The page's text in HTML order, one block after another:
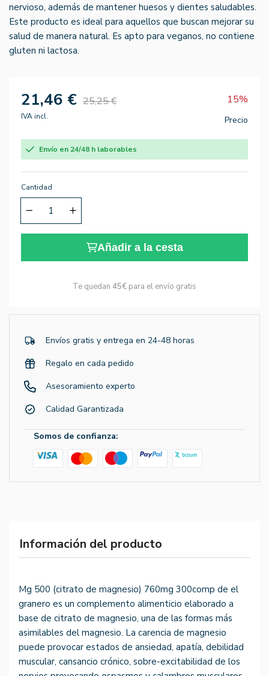
nervioso, además de mantener huesos y dientes saludables.
Este producto es ideal para aquellos que buscan mejorar su
salud de manera natural. Es apto para veganos, no contiene
gluten ni lactosa.
21,46 € 25,25 € 15%
IVA incl. Precio
Envío en 24/48 h laborables
Cantidad
Añadir a la cesta
Te quedan 45€ para el envío gratis
Envíos gratis y entrega en 24-48 horas
Regalo en cada pedido
Asesoramiento experto
Calidad Garantizada
Somos de confianza:
Información del producto
Mg 500 (citrato de magnesio) 760mg 300comp de el
granero es un complemento alimenticio elaborado a
base de citrato de magnesio, una de las formas más
asimilables del magnesio. La carencia de magnesio
puede provocar estados de ansiedad, apatía, debilidad
muscular, cansancio crónico, sobre-excitabilidad de los